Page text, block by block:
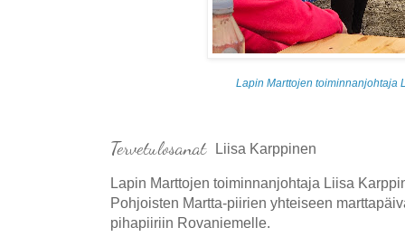
Lapin Marttojen toiminnanjohtaja
Tervetulosanat Liisa Karppinen
Lapin Marttojen toiminnanjohtaja Liisa
Pohjoisten Martta-piirien yhteiseen
pihapiiriin Rovaniemelle.